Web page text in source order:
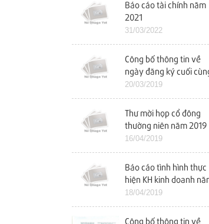
Báo cáo tài chính năm
2021
31/03/2022
Công bố thông tin về
ngày đăng ký cuối
chốt danh sách cổ đông
dự ĐHCĐ năm 2019
20/03/2019
Thư mời họp cổ đông
thường niên năm 2019
16/04/2019
Báo cáo tình hình thực
hiện KH kinh doanh
2018 và KH kinh doanh
năm 2019
18/04/2019
Công bố thông tin về